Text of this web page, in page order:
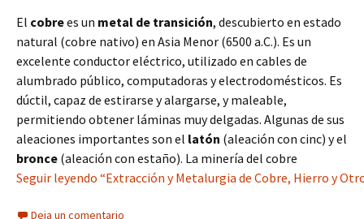
El cobrees un metal de transición, descubierto en estado
natural (cobre nativo) en Asia Menor (6500 a.C.). Es un
excelente conductor eléctrico, utilizado en cables de
alumbrado público, computadoras y electrodomésticos. Es
dúctil, capaz de estirarse y alargarse, y maleable,
permitiendo obtener láminas muy delgadas. Algunas de sus
aleaciones importantes son el latón (aleación con cinc) y el
bronce (aleación con estaño). La minería del cobre
Seguir leyendo “Extracción y Metalurgia de Cobre, Hierro y
Deja un comentario